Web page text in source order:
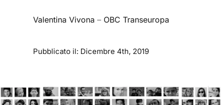
Valentina Vivona – OBC Transeuropa
Pubblicato il: Dicembre 4th, 2019